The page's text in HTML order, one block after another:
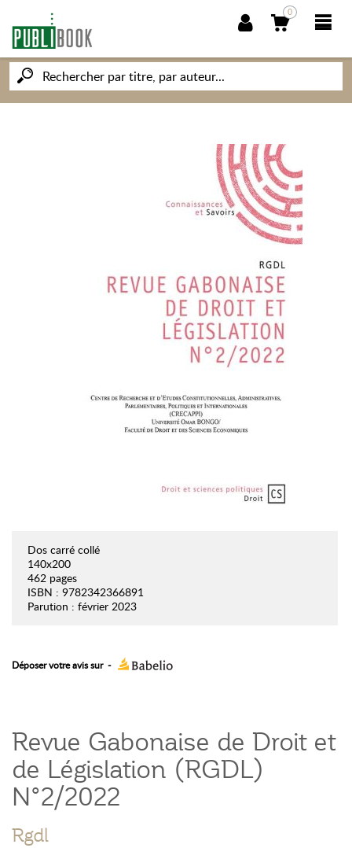
0
NOUVEAUTÉS
SOCIÉTÉ DES ÉCRIVAINS
CONNAISSANCES ET SAVOIRS
Dos carré collé
140x200
462 pages
ISBN : 9782342366891
Parution : février 2023
Déposer votre avis sur -
Revue Gabonaise de Droit et
de Législation (RGDL)
N°2/2022
Rgdl